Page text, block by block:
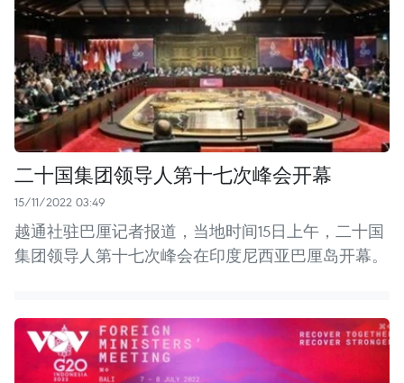
二十国集团领导人第十七次峰会开幕
15/11/2022 03:49
越通社驻巴厘记者报道，当地时间15日上午，二十国
集团领导人第十七次峰会在印度尼西亚巴厘岛开幕。